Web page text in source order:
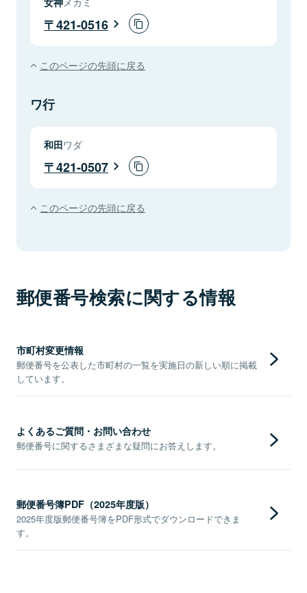
421-0516
このページの先頭に戻る
ワ行
和田ワダ
421-0507
このページの先頭に戻る
郵便番号検索に関する情報
市町村変更情報
郵便番号を公表した市町村の一覧を実施日の新しい順に掲載
しています。
よくあるご質問・お問い合わせ
郵便番号に関するさまざまな疑問にお答えします。
郵便番号簿PDF（2025年度版）
2025年度版郵便番号簿をPDF形式でダウンロードできま
す。